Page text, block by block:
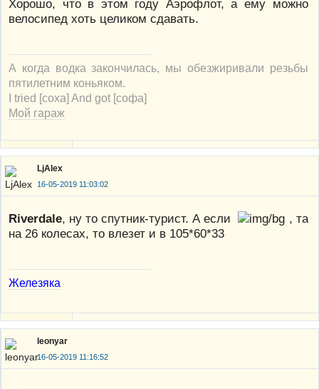
Хорошо, что в этом году Аэрофлот, а ему можно
велосипед хоть целиком сдавать.
А когда водка закончилась, мы обезжиривали резьбы
пятилетним коньяком.
I tried [соха] And got [софа]
Мой гараж
LjAlex
16-05-2019 11:03:02
Riverdale, ну то спутник-турист. А если
, та
на 26 колесах, то влезет и в 105*60*33
Железяка
leonyar
16-05-2019 11:16:52